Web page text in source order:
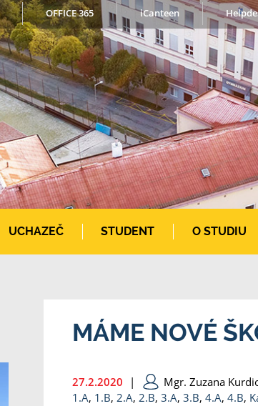
OFFICE 365 iCanteen
UCHAZEČ STUDENT O STUDIU
MÁME NOVÉ
27.2.2020 | Mgr. Zuzana
1.A, 1.B,2.A,2.B,3.A,3.B,4.A,4.B,